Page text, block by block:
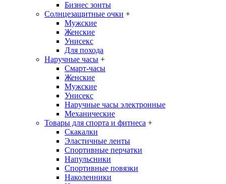
Бизнес зонты
Солнцезащитные очки +
Мужские
Женские
Унисекс
Для похода
Наручные часы +
Смарт-часы
Женские
Мужские
Унисекс
Наручные часы электронные
Механические
Товары для спорта и фитнеса +
Скакалки
Эластичные ленты
Спортивные перчатки
Напульсники
Спортивные повязки
Наколенники